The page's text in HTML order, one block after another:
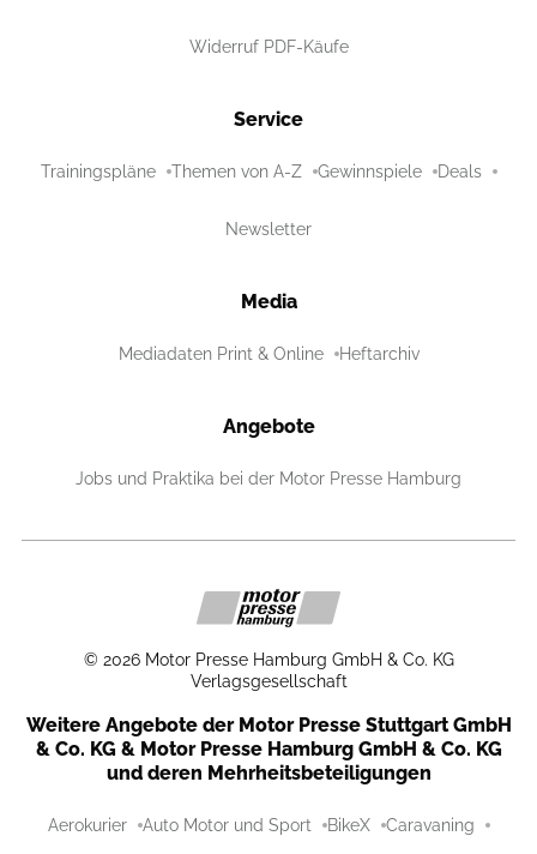
Widerruf PDF-Käufe
Service
Trainingspläne Themen von A-Z Gewinnspiele Deals
Newsletter
Media
Mediadaten Print & Online Heftarchiv
Angebote
Jobs und Praktika bei der Motor Presse Hamburg
© 2026 Motor Presse Hamburg GmbH & Co. KG
Verlagsgesellschaft
Weitere Angebote der Motor Presse Stuttgart GmbH
& Co. KG & Motor Presse Hamburg GmbH & Co. KG
und deren Mehrheitsbeteiligungen
Aerokurier Auto Motor und Sport BikeX Caravaning